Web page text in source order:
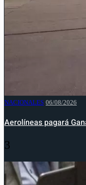
NACIONALES 06/08/2026
Aerolíneas pagará
3